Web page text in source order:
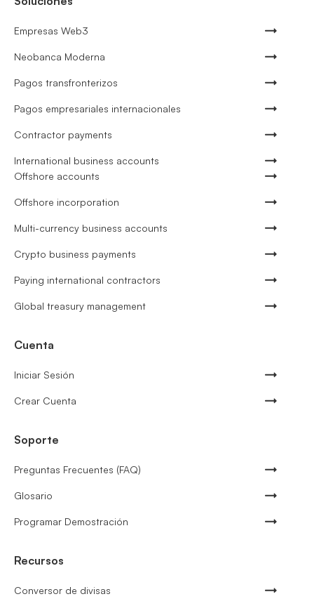
Empresas Web3
Neobanca Moderna
Pagos transfronterizos
Pagos empresariales internacionales
Contractor payments
International business accounts
Offshore accounts
Offshore incorporation
Multi-currency business accounts
Crypto business payments
Paying international contractors
Global treasury management
Cuenta
Iniciar Sesión
Crear Cuenta
Soporte
Preguntas Frecuentes (FAQ)
Glosario
Programar Demostración
Recursos
Conversor de divisas